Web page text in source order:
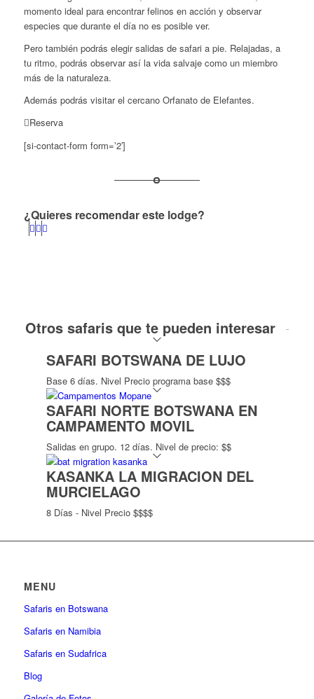
momento ideal para encontrar felinos en acción y observar
especies que durante el día no es posible ver.
Pero también podrás elegir salidas de safari a pie. Relajadas, a
tu ritmo, podrás observar así la vida salvaje como un miembro
más de la naturaleza.
Además podrás visitar el cercano Orfanato de Elefantes.
Reserva
[si-contact-form form=’2′]
¿Quieres recomendar este lodge?
Otros safaris que te pueden interesar
SAFARI BOTSWANA DE LUJO
Base 6 días. Nivel Precio programa base $$$
SAFARI NORTE BOTSWANA EN
CAMPAMENTO MOVIL
Salidas en grupo. 12 días. Nivel de precio: $$
KASANKA LA MIGRACION DEL
MURCIELAGO
8 Días - Nivel Precio $$$$
MENU
Safaris en Botswana
Safaris en Namibia
Safaris en Sudafrica
Blog